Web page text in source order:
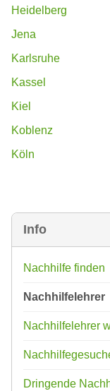
Info
Nachhilfe finden
Nachhilfelehrer
Nachhilfelehrer
Dringende
Heidelberg
Jena
Karlsruhe
Kassel
Kiel
Koblenz
Köln